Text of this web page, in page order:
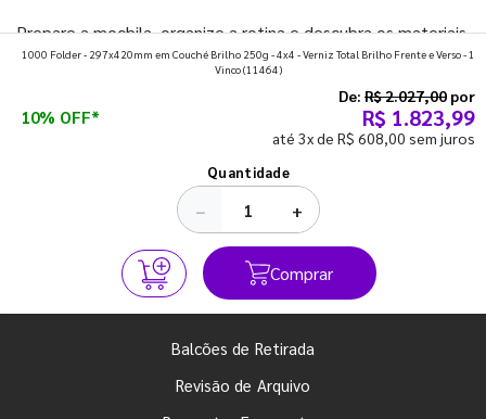
Prepare a mochila, organize a rotina e descubra os materiais
que fazem toda diferença para começar o segundo
1000 Folder - 297x420mm em Couché Brilho 250g - 4x4 - Verniz Total Brilho Frente e Verso - 1
Vinco(11464)
10% OFF*
De: R$ 2.027,00 por
R$ 1.823,99
até 3x de R$ 608,00 sem juros
Quantidade
− +
Comprar
Balcões de Retirada
Revisão de Arquivo